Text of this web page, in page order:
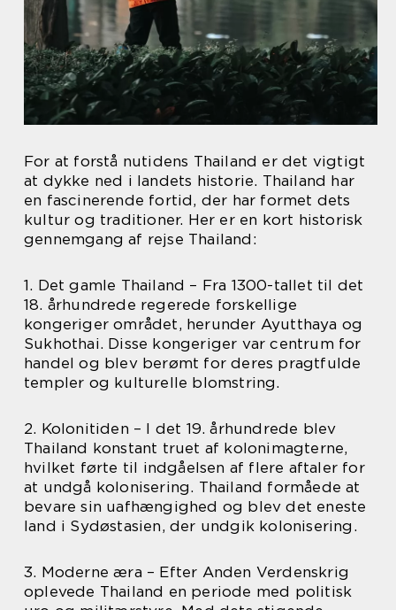
For at forstå nutidens Thailand er det vigtigt
at dykke ned i landets historie. Thailand har
en fascinerende fortid, der har formet dets
kultur og traditioner. Her er en kort historisk
gennemgang af rejse Thailand:
1. Det gamle Thailand – Fra 1300-tallet til det
18. århundrede regerede forskellige
kongeriger området, herunder Ayutthaya og
Sukhothai. Disse kongeriger var centrum for
handel og blev berømt for deres pragtfulde
templer og kulturelle blomstring.
2. Kolonitiden – I det 19. århundrede blev
Thailand konstant truet af kolonimagterne,
hvilket førte til indgåelsen af flere aftaler for
at undgå kolonisering. Thailand formåede at
bevare sin uafhængighed og blev det eneste
land i Sydøstasien, der undgik kolonisering.
3. Moderne æra – Efter Anden Verdenskrig
oplevede Thailand en periode med politisk